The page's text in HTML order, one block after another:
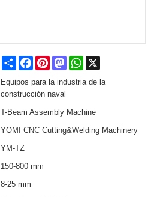
Share FacebookPinterestMastodonWhatsApp
Equipos para la industria de la
construcción naval
T-Beam Assembly Machine
YOMI CNC Cutting&Welding Machinery
YM-TZ
150-800 mm
8-25 mm